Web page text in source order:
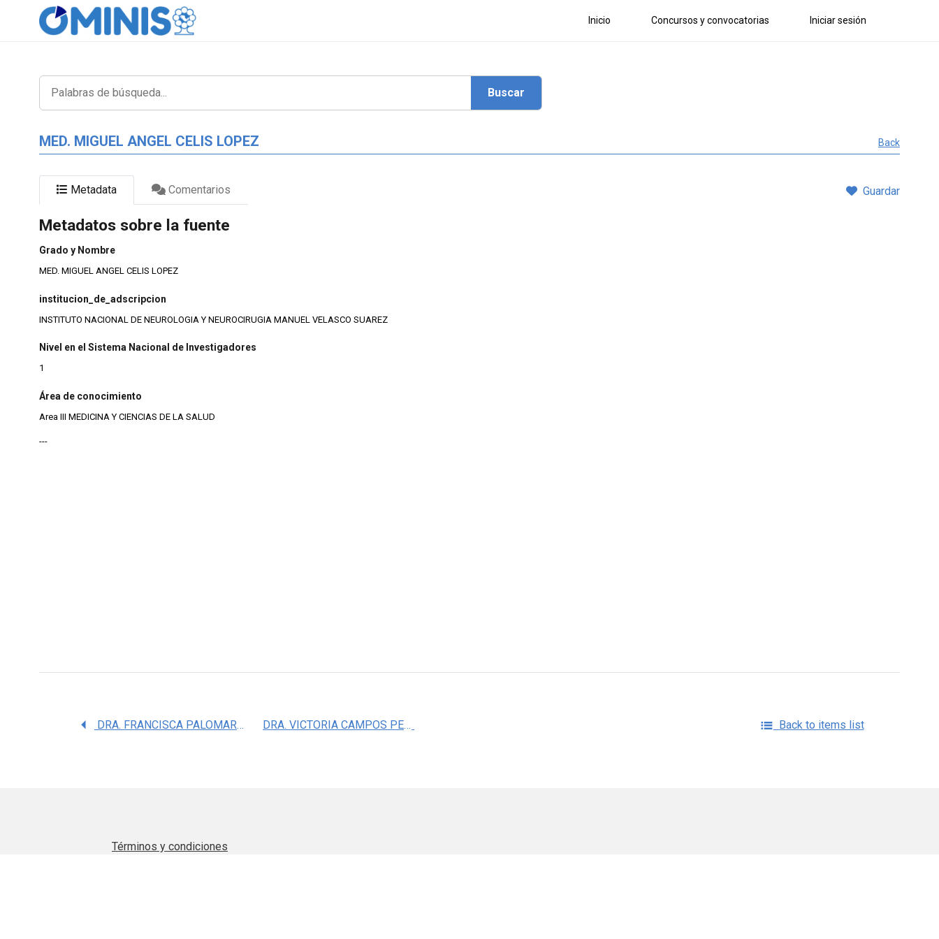
Inicio Concursos y convocatorias Iniciar sesión
MED. MIGUEL ANGEL CELIS LOPEZ Back
Metadata Comentarios Guardar
Metadatos sobre la fuente
Grado y Nombre
MED. MIGUEL ANGEL CELIS LOPEZ
institucion_de_adscripcion
INSTITUTO NACIONAL DE NEUROLOGIA Y NEUROCIRUGIA MANUEL VELASCO SUAREZ
Nivel en el Sistema Nacional de Investigadores
1
Área de conocimiento
Area III MEDICINA Y CIENCIAS DE LA SALUD
---
DRA. FRANCISCA PALOMARES ALONSO DRA. VICTORIA CAMPOS PEÃ‘A Back to items list
Términos y condiciones